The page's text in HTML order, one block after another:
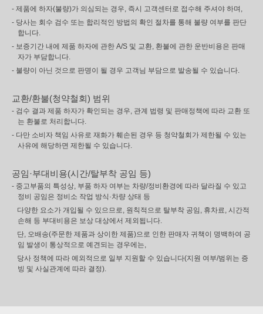
- 제품에 하자(불량)가 의심되는 경우, 즉시 고객센터로 접수해 주셔야 하며,
- 당사는 회수 검수 또는 합리적인 방법의 확인 절차를 통해 불량 여부를 판단
합니다.
- 보증기간 내에 제품 하자에 관한 A/S 및 교환, 환불에 관한 운반비용은 판매
자가 부담합니다.
- 불량이 아닌 것으로 판명이 될 경우 고객님 부담으로 발송될 수 있습니다.
교환/환불(청약철회) 범위
- 검수 결과 제품 하자가 확인되는 경우, 관계 법령 및 판매정책에 따라 교환 또
는 환불로 처리합니다.
- 다만 소비자 책임 사유로 재화가 훼손된 경우 등 청약철회가 제한될 수 있는
사유에 해당하면 제한될 수 있습니다.
공임·부대비용(시간/탈부착 공임 등)
- 중고부품의 특성상, 부품 하자 여부는 차량/정비환경에 따라 달라질 수 있고
정비 공임은 정비소 작업 방식·차량 상태 등
다양한 요소가 개입될 수 있으므로, 원칙적으로 탈부착 공임, 휴차료, 시간적
손해 등 부대비용은 보상 대상에서 제외됩니다.
단, 오배송(주문한 제품과 상이한 제품)으로 인한 판매자 귀책이 명백하여 공
임 발생이 통상적으로 예견되는 경우에는,
당사 정책에 따라 예외적으로 일부 지원할 수 있습니다(지원 여부/범위는 증
빙 및 사실관계에 따라 결정).